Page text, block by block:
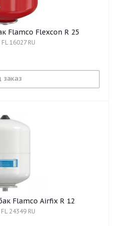
Flamco Flexcon R 25
16027 RU
заказ
Flamco Airfix R 12
24349 RU